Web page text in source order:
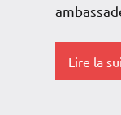
Lire la